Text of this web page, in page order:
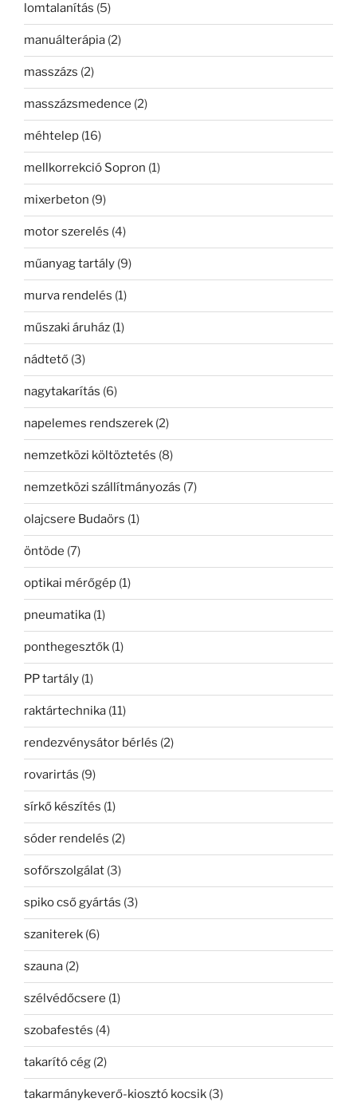
lomtalanítás (5)
manuálterápia (2)
masszázs (2)
masszázsmedence (2)
méhtelep (16)
mellkorrekció Sopron (1)
mixerbeton (9)
motor szerelés (4)
műanyag tartály (9)
murva rendelés (1)
műszaki áruház (1)
nádtető (3)
nagytakarítás (6)
napelemes rendszerek (2)
nemzetközi költöztetés (8)
nemzetközi szállítmányozás (7)
olajcsere Budaörs (1)
öntöde (7)
optikai mérőgép (1)
pneumatika (1)
ponthegesztők (1)
PP tartály (1)
raktártechnika (11)
rendezvénysátor bérlés (2)
rovarirtás (9)
sírkő készítés (1)
sóder rendelés (2)
sofőrszolgálat (3)
spiko cső gyártás (3)
szaniterek (6)
szauna (2)
szélvédőcsere (1)
szobafestés (4)
takarító cég (2)
takarmánykeverő-kiosztó kocsik (3)